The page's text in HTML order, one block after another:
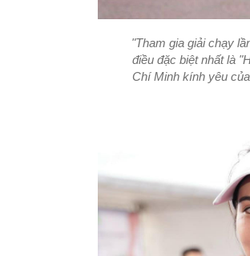
"Tham gia giải chạy
điều đặc biệt nhất là
Chí Minh kính yêu